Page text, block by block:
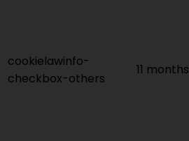
cookielawinfo-
checkbox-others
11 months